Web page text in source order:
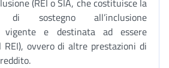
(REI o SIA, che costituisce la
di sostegno all’inclusione
vigente e destinata ad essere
ovvero di altre prestazioni di